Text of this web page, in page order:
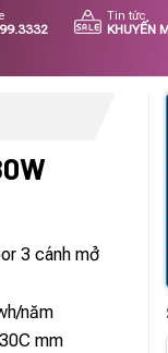
Tin tức
KHUYẾN
₫.
3 cánh mở
năm
mm